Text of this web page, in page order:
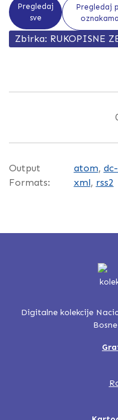
Pregledaj
sve
Pregledaj
oznakama
Zbirka: RUKOPISNE
Output
Formats:
atom,
xml, rss2
Digitalne kolekcije